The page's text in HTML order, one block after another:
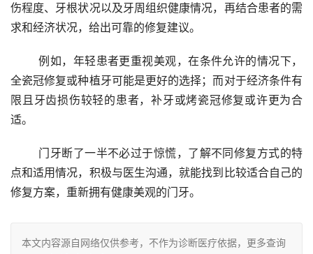
伤程度、牙根状况以及牙周组织健康情况，再结合患者的需
求和经济状况，给出可靠的修复建议。
	例如，年轻患者更重视美观，在条件允许的情况下，
全瓷冠修复或种植牙可能是更好的选择；而对于经济条件有
限且牙齿损伤较轻的患者，补牙或烤瓷冠修复或许更为合
适。
点和适用情况，积极与医生沟通，就能找到比较适合自己的
修复方案，重新拥有健康美观的门牙。
本文内容源自网络仅供参考，不作为诊断医疗依据，更多查询